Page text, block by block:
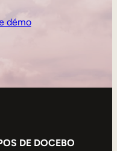
démo
DE DOCEBO